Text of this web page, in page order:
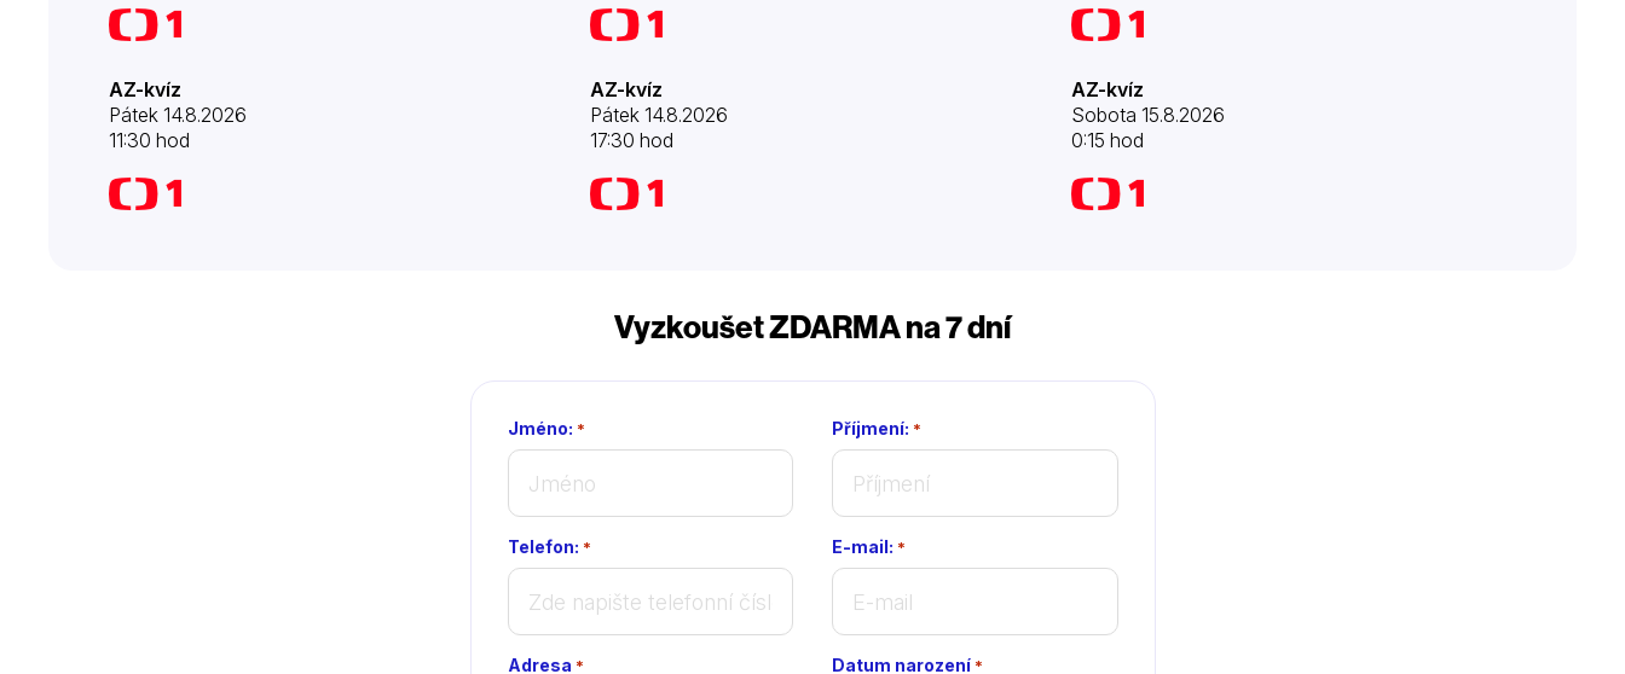
AZ-kvíz
Pátek 14.8.2026
11:30 hod
AZ-kvíz
Pátek 14.8.2026
17:30 hod
AZ-kvíz
Sobota 15.8.2026
0:15 hod
Vyzkoušet ZDARMA na 7 dní
Jméno: * Příjmení: *
Telefon: * E-mail: *
Adresa * Datum narození *